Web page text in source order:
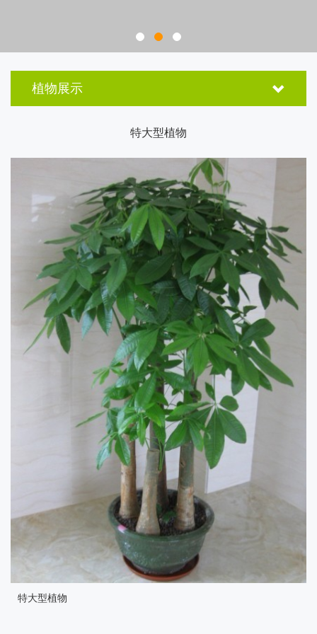
特大型植物
北京郑好园艺设计有限公司 北京花卉租赁、北京花卉租摆、北京植
物租赁、北京植物租摆、北京办公室盆景租赁、北京花卉租赁中
心、 地址：北京市海淀区北蜂窝路羊坊店第四小学西门7号
邮编100037 微信：18911623025 QQ：1092954564 电子邮箱：
1092954564@qq.com
版权所有 copyright© 2017 北京郑好园艺设计有限公司
16018134号-1
京公网安备 11011302004138号
网站制作：企炬中国